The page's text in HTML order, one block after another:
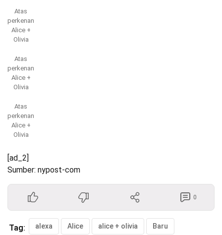
Atas
perkenan
Alice +
Olivia
Atas
perkenan
Alice +
Olivia
Atas
perkenan
Alice +
Olivia
[ad_2]
Sumber: nypost-com
0
Tag: alexa Alice alice + olivia Baru